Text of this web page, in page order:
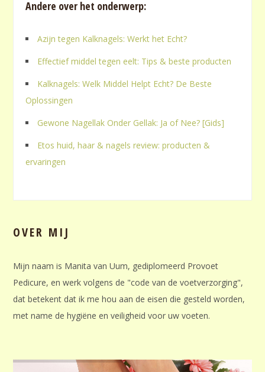
Andere over het onderwerp:
Azijn tegen Kalknagels: Werkt het Echt?
Effectief middel tegen eelt: Tips & beste producten
Kalknagels: Welk Middel Helpt Echt? De Beste
Oplossingen
Gewone Nagellak Onder Gellak: Ja of Nee? [Gids]
Etos huid, haar & nagels review: producten &
ervaringen
OVER MIJ
Mijn naam is Manita van Uum, gediplomeerd Provoet
Pedicure, en werk volgens de "code van de voetverzorging",
dat betekent dat ik me hou aan de eisen die gesteld worden,
met name de hygiëne en veiligheid voor uw voeten.